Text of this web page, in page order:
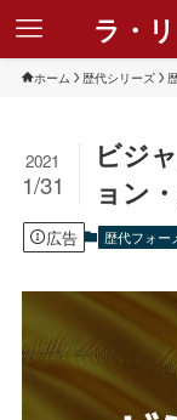
ラ・
ホーム 歴代シリーズ
ビジ
ョン
2021
1/31
広告 歴代フォー